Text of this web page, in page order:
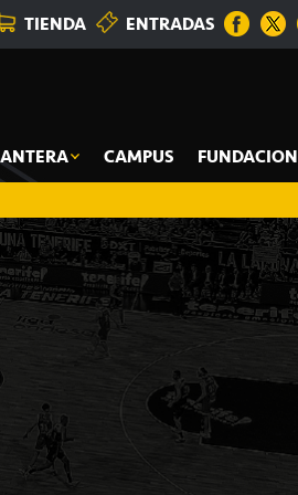
TIENDA ENTRADAS
CAMPUS FUNDACION